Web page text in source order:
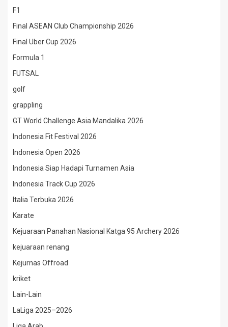
F1
Final ASEAN Club Championship 2026
Final Uber Cup 2026
Formula 1
FUTSAL
golf
grappling
GT World Challenge Asia Mandalika 2026
Indonesia Fit Festival 2026
Indonesia Open 2026
Indonesia Siap Hadapi Turnamen Asia
Indonesia Track Cup 2026
Italia Terbuka 2026
Karate
Kejuaraan Panahan Nasional Katga 95 Archery 2026
kejuaraan renang
Kejurnas Offroad
kriket
Lain-Lain
LaLiga 2025–2026